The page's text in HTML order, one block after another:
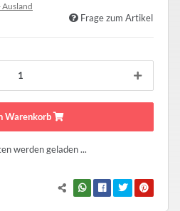
Ausland
Frage zum Artikel
Warenkorb
werden geladen ...